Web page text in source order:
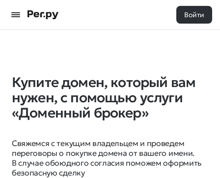
Войти
Купите домен, который вам
нужен, с помощью услуги
«Доменный брокер»
Свяжемся с текущим владельцем и проведем
переговоры о покупке домена от вашего имени.
В случае обоюдного согласия поможем оформить
безопасную сделку